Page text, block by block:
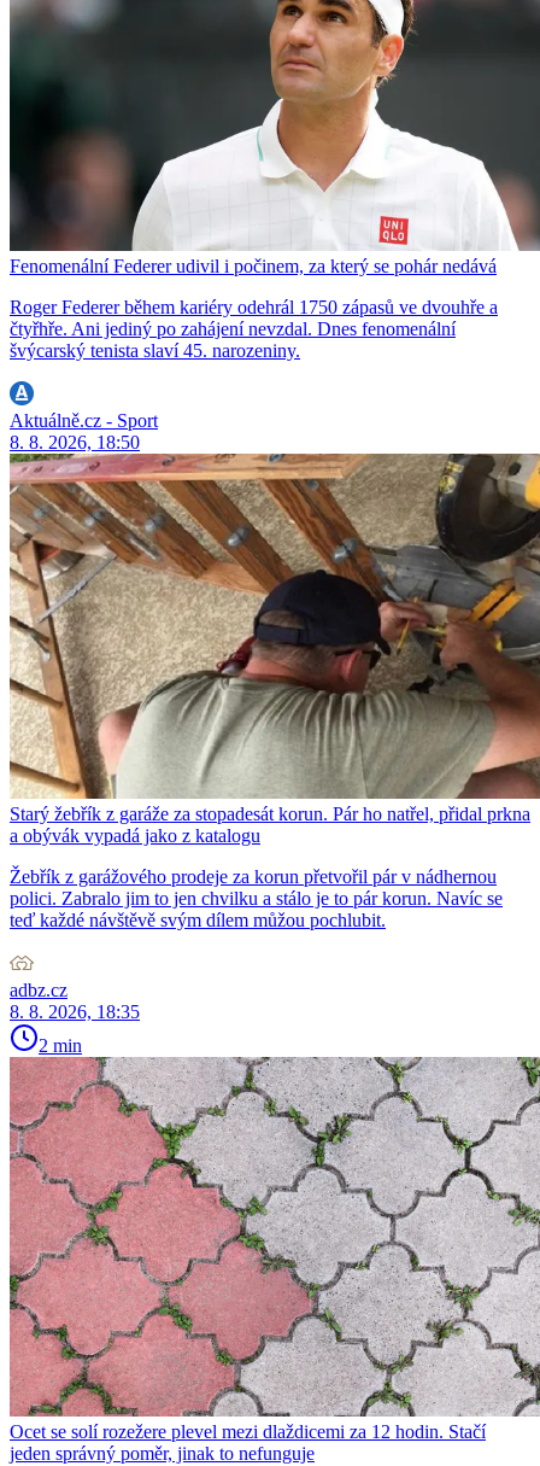
Fenomenální Federer udivil i počinem, za který se pohár nedává
Roger Federer během kariéry odehrál 1750 zápasů ve dvouhře a
čtyřhře. Ani jediný po zahájení nevzdal. Dnes fenomenální
švýcarský tenista slaví 45. narozeniny.
Aktuálně.cz - Sport
8. 8. 2026, 18:50
Starý žebřík z garáže za stopadesát korun. Pár ho natřel, přidal prkna
a obývák vypadá jako z katalogu
Žebřík z garážového prodeje za korun přetvořil pár v nádhernou
polici. Zabralo jim to jen chvilku a stálo je to pár korun. Navíc se
teď každé návštěvě svým dílem můžou pochlubit.
adbz.cz
8. 8. 2026, 18:35
2 min
Ocet se solí rozežere plevel mezi dlaždicemi za 12 hodin. Stačí
jeden správný poměr, jinak to nefunguje